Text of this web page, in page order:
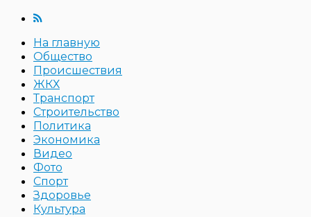
На главную
Общество
Происшествия
ЖКХ
Транспорт
Строительство
Политика
Экономика
Видео
Фото
Спорт
Здоровье
Культура